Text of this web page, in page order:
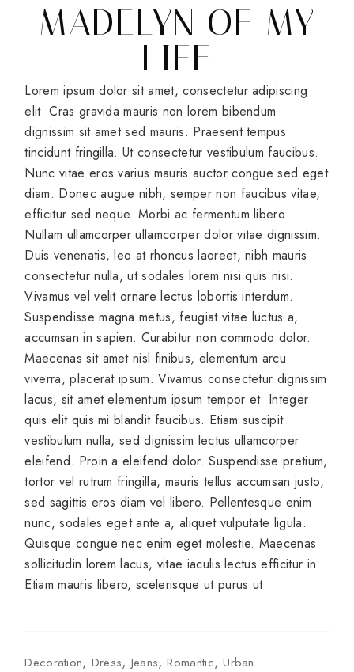
MADELYN OF MY
LIFE
Lorem ipsum dolor sit amet, consectetur adipiscing
elit. Cras gravida mauris non lorem bibendum
dignissim sit amet sed mauris. Praesent tempus
tincidunt fringilla. Ut consectetur vestibulum faucibus.
Nunc vitae eros varius mauris auctor congue sed eget
diam. Donec augue nibh, semper non faucibus vitae,
efficitur sed neque. Morbi ac fermentum libero
Nullam ullamcorper ullamcorper dolor vitae dignissim.
Duis venenatis, leo at rhoncus laoreet, nibh mauris
consectetur nulla, ut sodales lorem nisi quis nisi.
Vivamus vel velit ornare lectus lobortis interdum.
Suspendisse magna metus, feugiat vitae luctus a,
accumsan in sapien. Curabitur non commodo dolor.
Maecenas sit amet nisl finibus, elementum arcu
viverra, placerat ipsum. Vivamus consectetur dignissim
lacus, sit amet elementum ipsum tempor et. Integer
quis elit quis mi blandit faucibus. Etiam suscipit
vestibulum nulla, sed dignissim lectus ullamcorper
eleifend. Proin a eleifend dolor. Suspendisse pretium,
tortor vel rutrum fringilla, mauris tellus accumsan justo,
sed sagittis eros diam vel libero. Pellentesque enim
nunc, sodales eget ante a, aliquet vulputate ligula.
Quisque congue nec enim eget molestie. Maecenas
sollicitudin lorem lacus, vitae iaculis lectus efficitur in.
Etiam mauris libero, scelerisque ut purus ut
Decoration Dress Jeans Romantic Urban